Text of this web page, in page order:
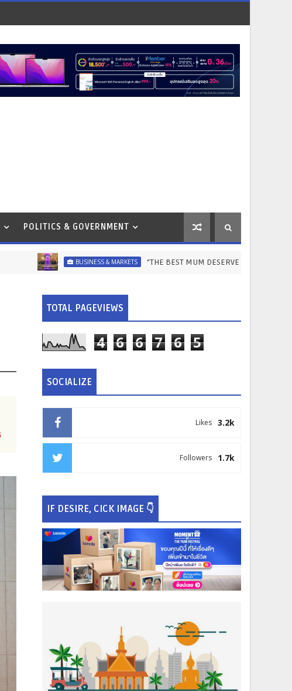
POLITICS & GOVERNMENT
BUSINESS & MARKETS “THE BEST MUM DESERVES THE BEST” ไอคอนส
TOTAL PAGEVIEWS
4 6 6 7 6 5
SOCIALIZE
3.2k
Likes
1.7k
Followers
IF DESIRE, CICK IMAGE 👇